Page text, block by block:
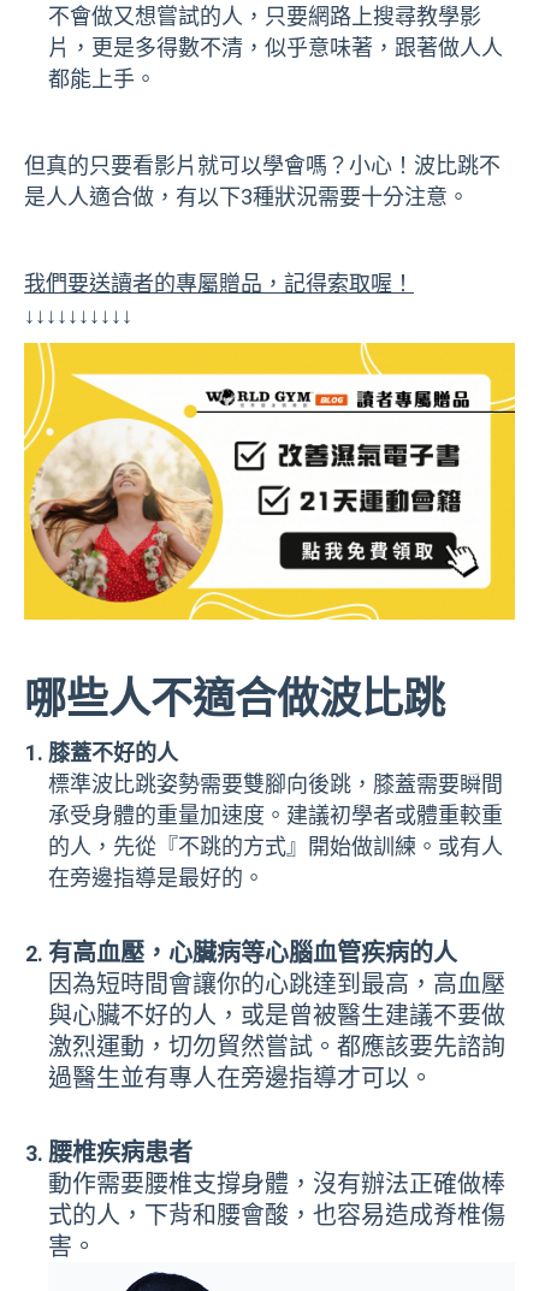
不會做又想嘗試的人，只要網路上搜尋教學影
片，更是多得數不清，似乎意味著，跟著做人人
都能上手。
但真的只要看影片就可以學會嗎？小心！波比跳不
是人人適合做，有以下3種狀況需要十分注意。
我們要送讀者的專屬贈品，記得索取喔！
↓↓↓↓↓↓↓↓↓↓
哪些人不適合做波比跳
膝蓋不好的人
標準波比跳姿勢需要雙腳向後跳，膝蓋需要瞬間
承受身體的重量加速度。建議初學者或體重較重
的人，先從『不跳的方式』開始做訓練。或有人
在旁邊指導是最好的。
有高血壓，心臟病等心腦血管疾病的人
因為短時間會讓你的心跳達到最高，高血壓
與心臟不好的人，或是曾被醫生建議不要做
激烈運動，切勿貿然嘗試。都應該要先諮詢
過醫生並有專人在旁邊指導才可以。
腰椎疾病患者
動作需要腰椎支撐身體，沒有辦法正確做棒
式的人，下背和腰會酸，也容易造成脊椎傷
害。